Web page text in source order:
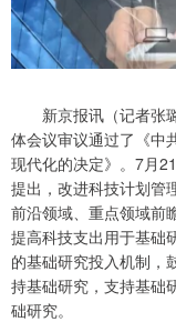
新京报讯（记者张璐
体会议审议通过了《中
现代化的决定》。7月
提出，改进科技计划管
前沿领域、重点领域前
提高科技支出用于基础
的基础研究投入机制，
持基础研究，支持基础
础研究。